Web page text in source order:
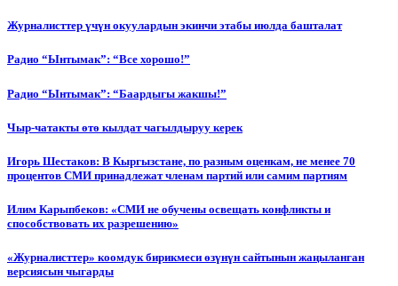
Журналисттер үчүн окуулардын экинчи этабы июлда башталат
Радио “Ынтымак”: “Все хорошо!”
Радио “Ынтымак”: “Баардыгы жакшы!”
Чыр-чатакты өтө кылдат чагылдыруу керек
Игорь Шестаков: В Кыргызстане, по разным оценкам, не менее 70
процентов СМИ принадлежат членам партий или самим партиям
Илим Карыпбеков: «СМИ не обучены освещать конфликты и
способствовать их разрешению»
«Журналисттер» коомдук бирикмеси өзүнүн сайтынын жаңыланган
версиясын чыгарды